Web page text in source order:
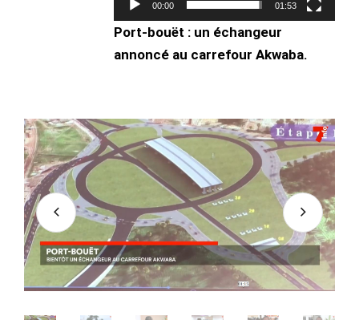
00:00 01:53
Port-bouët : un échangeur
annoncé au carrefour Akwaba.